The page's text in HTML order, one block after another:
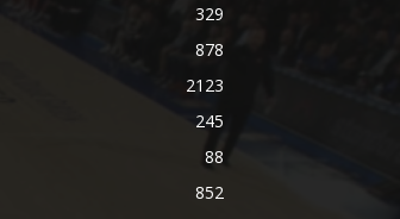
329
878
2123
245
88
852